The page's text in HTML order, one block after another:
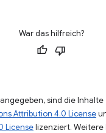
War das hilfreich?
sind die
Attribution 4.0 License
Licenselizenziert.